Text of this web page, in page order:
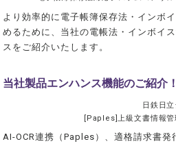
より効率的に電子帳簿保存法・インボ
めるために、当社の電帳法・インボイ
スをご紹介いたします。
当社製品エンハンス機能のご紹介
日鉄日
[Paples]上級文書情報管
AI-OCR連携（Paples）、適格請求書発